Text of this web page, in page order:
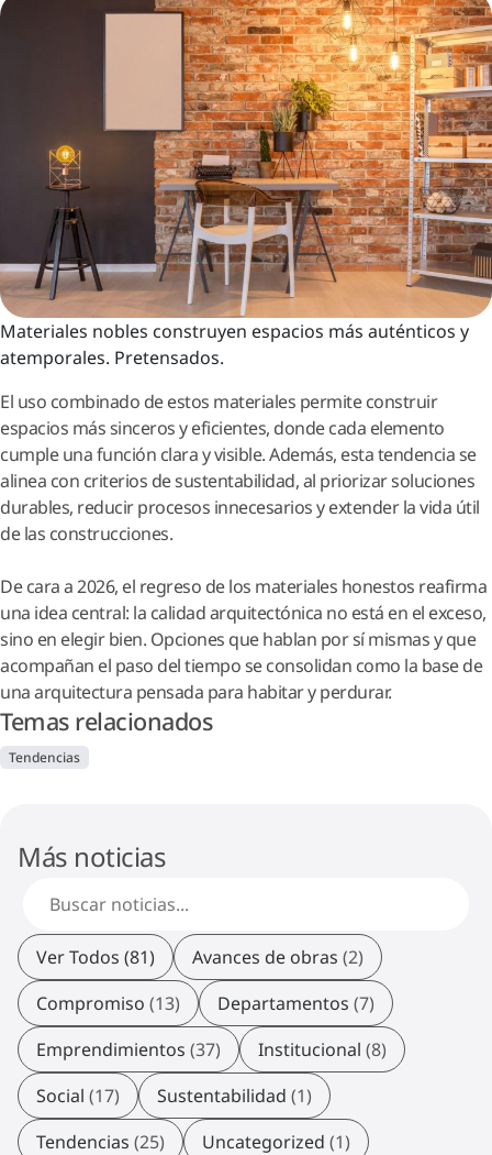
Materiales nobles construyen espacios más auténticos y
atemporales. Pretensados.
El uso combinado de estos materiales permite construir
espacios más sinceros y eficientes, donde cada elemento
cumple una función clara y visible. Además, esta tendencia se
alinea con criterios de sustentabilidad, al priorizar soluciones
durables, reducir procesos innecesarios y extender la vida útil
de las construcciones.
De cara a 2026, el regreso de los materiales honestos reafirma
una idea central: la calidad arquitectónica no está en el exceso,
sino en elegir bien. Opciones que hablan por sí mismas y que
acompañan el paso del tiempo se consolidan como la base de
una arquitectura pensada para habitar y perdurar.
Temas relacionados
Tendencias
Más noticias
Ver Todos (81) Avances de obras (2)
Compromiso (13) Departamentos (7)
Emprendimientos (37) Institucional (8)
Social (17) Sustentabilidad (1)
Tendencias (25) Uncategorized (1)